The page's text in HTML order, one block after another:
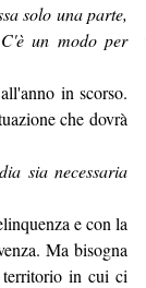
solo una parte,
un modo per
in scorso.
che dovrà
sia necessaria
e con la
Ma bisogna
in cui ci